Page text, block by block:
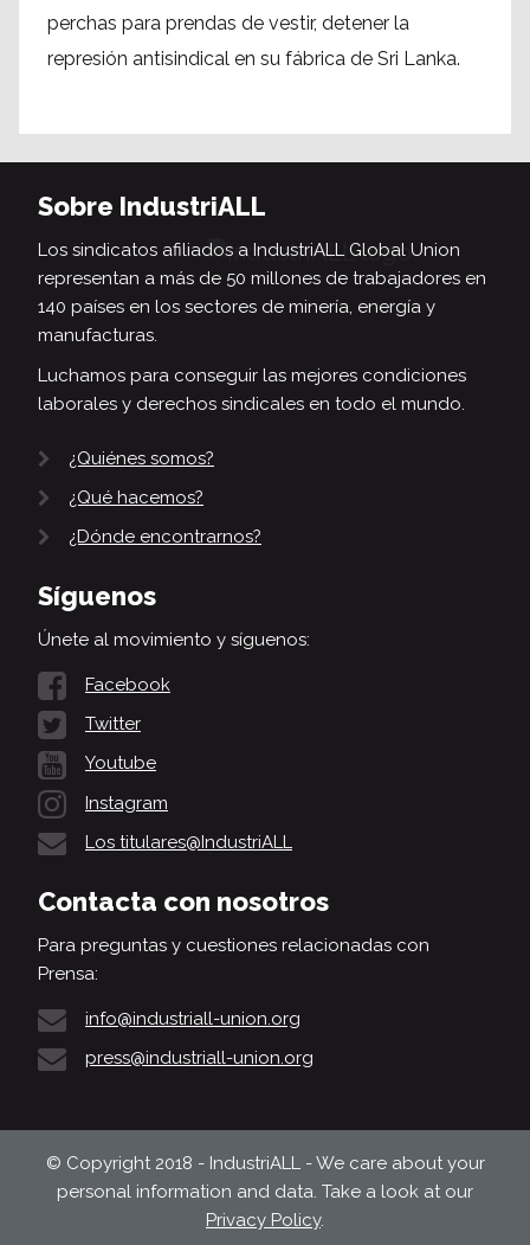
perchas para prendas de vestir, detener la
represión antisindical en su fábrica de Sri Lanka.
Sobre IndustriALL
Los sindicatos afiliados a IndustriALL Global Union
representan a más de 50 millones de trabajadores en
140 países en los sectores de minería, energía y
manufacturas.
Luchamos para conseguir las mejores condiciones
laborales y derechos sindicales en todo el mundo.
¿Quiénes somos?
¿Qué hacemos?
¿Dónde encontrarnos?
Síguenos
Únete al movimiento y síguenos:
Facebook
Twitter
Youtube
Instagram
Los titulares@IndustriALL
Contacta con nosotros
Para preguntas y cuestiones relacionadas con
Prensa:
info@industriall-union.org
press@industriall-union.org
© Copyright 2018 - IndustriALL - We care about your
personal information and data. Take a look at our
Privacy Policy.